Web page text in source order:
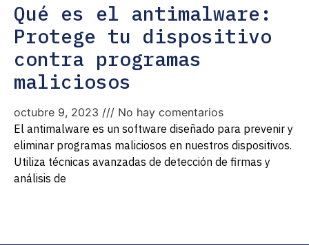
Qué es el antimalware:
Protege tu dispositivo
contra programas
maliciosos
octubre 9, 2023
No hay comentarios
El antimalware es un software diseñado para prevenir y
eliminar programas maliciosos en nuestros dispositivos.
Utiliza técnicas avanzadas de detección de firmas y
análisis de